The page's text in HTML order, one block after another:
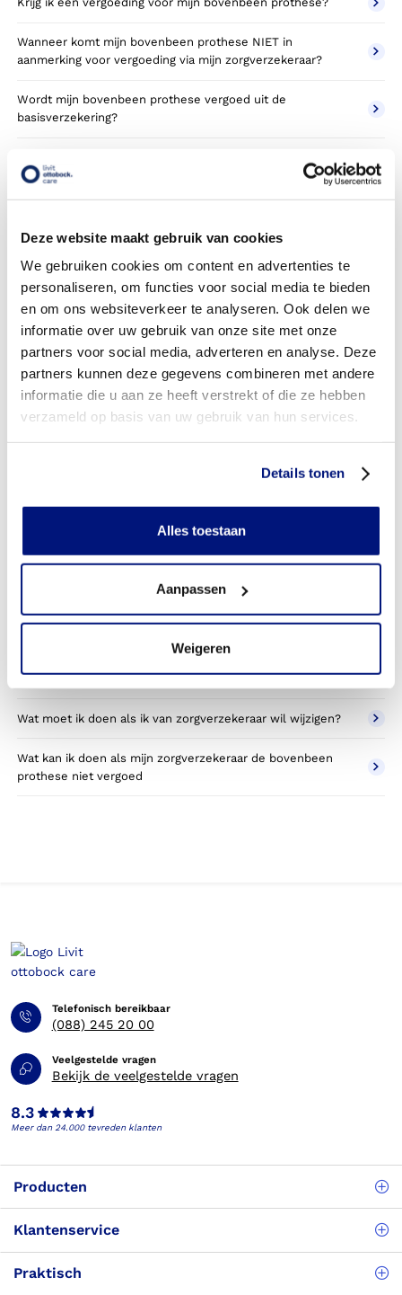
Deze website maakt gebruik van cookies
We gebruiken cookies om content en advertenties te
personaliseren, om functies voor social media te bieden
en om ons websiteverkeer te analyseren. Ook delen we
informatie over uw gebruik van onze site met onze
partners voor social media, adverteren en analyse. Deze
partners kunnen deze gegevens combineren met andere
informatie die u aan ze heeft verstrekt of die ze hebben
verzameld op basis van uw gebruik van hun services.
Details tonen
Alles toestaan
Aanpassen
Weigeren
Wanneer komt mijn bovenbeen prothese NIET in
aanmerking voor vergoeding via mijn zorgverzekeraar?
Wordt mijn bovenbeen prothese vergoed uit de
basisverzekering?
aanvullende verzekering?
standaard uitvoeringen?
Is de bovenbeen prothese mijn eigendom?
Wordt de bovenbeen prothese geleverd onder de
bruikleen of lease regeling van uw zorgverzekering?
Wanneer mag mijn bovenbeen prothese vervangen
Heb ik voor de vergoeding van mijn bovenbeen prothese
Kan ik een reserve bovenbeen prothese vergoed krijgen?
Wat valt er binnen de vergoeding van een bovenbeen
Wordt een bovenbeen prothese die ik gebruik voor sporten
Betaal ik een eigen bijdrage voor de bovenbeen prothese?
Wat moet ik doen als ik van zorgverzekeraar wil wijzigen?
Wat kan ik doen als mijn zorgverzekeraar de bovenbeen
prothese niet vergoed
Telefonisch bereikbaar
(088) 245 20 00
Veelgestelde vragen
Bekijk de veelgestelde vragen
8.3
Meer dan 24.000 tevreden klanten
Producten
Klantenservice
Praktisch